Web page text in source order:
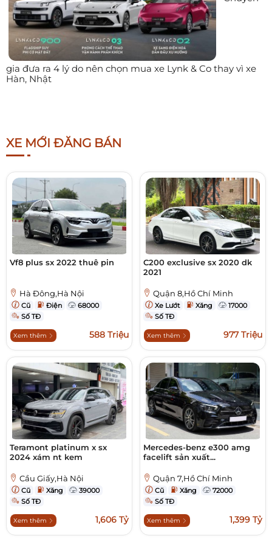
gia đưa ra 4 lý do nên chọn mua xe Lynk & Co thay vì xe
Hàn, Nhật
XE MỚI ĐĂNG BÁN
Vf8 plus sx 2022 thuê pin
Hà Đông,Hà Nội
Cũ Điện
68000
Số TĐ
Xem thêm 588 Triệu
C200 exclusive sx 2020 dk
2021
Quận 8,Hồ Chí Minh
Xe Lướt Xăng
17000
Số TĐ
Xem thêm 977 Triệu
Teramont platinum x sx
2024 xám nt kem
Cầu Giấy,Hà Nội
Cũ Xăng
39000
Số TĐ
Xem thêm 1,606 Tỷ
Mercedes-benz e300 amg
facelift sản xuất...
Quận 7,Hồ Chí Minh
Cũ Xăng
72000
Số TĐ
Xem thêm 1,399 Tỷ